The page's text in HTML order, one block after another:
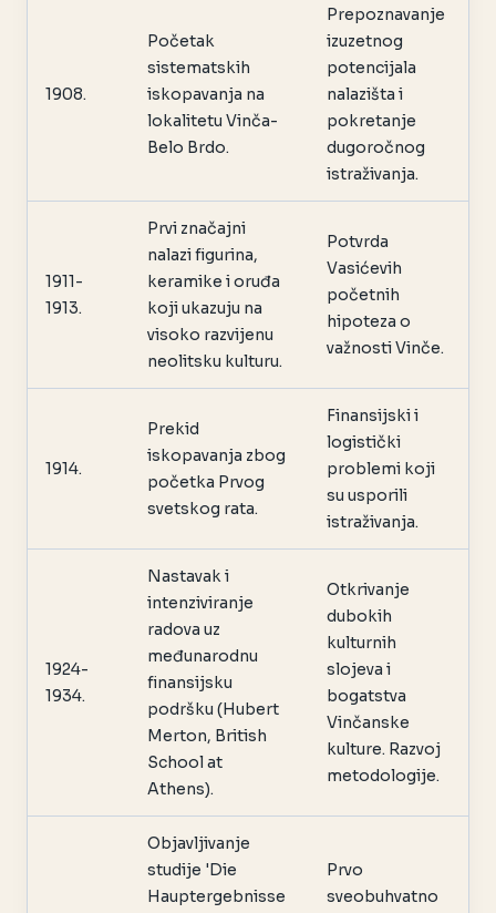
1908.
Početak
sistematskih
iskopavanja na
lokalitetu Vinča-
Belo Brdo.
Prepoznavanje
izuzetnog
potencijala
nalazišta i
pokretanje
dugoročnog
istraživanja.
1911-
1913.
Prvi značajni
nalazi figurina,
keramike i oruđa
koji ukazuju na
visoko razvijenu
neolitsku kulturu.
Potvrda
Vasićevih
početnih
hipoteza o
važnosti Vinče.
1914.
Prekid
iskopavanja zbog
početka Prvog
svetskog rata.
Finansijski i
logistički
problemi koji
su usporili
istraživanja.
1924-
1934.
Nastavak i
intenziviranje
radova uz
međunarodnu
finansijsku
podršku (Hubert
Merton, British
School at
Athens).
Otkrivanje
dubokih
kulturnih
slojeva i
bogatstva
Vinčanske
kulture. Razvoj
metodologije.
Objavljivanje
studije 'Die
Hauptergebnisse
Prvo
sveobuhvatno